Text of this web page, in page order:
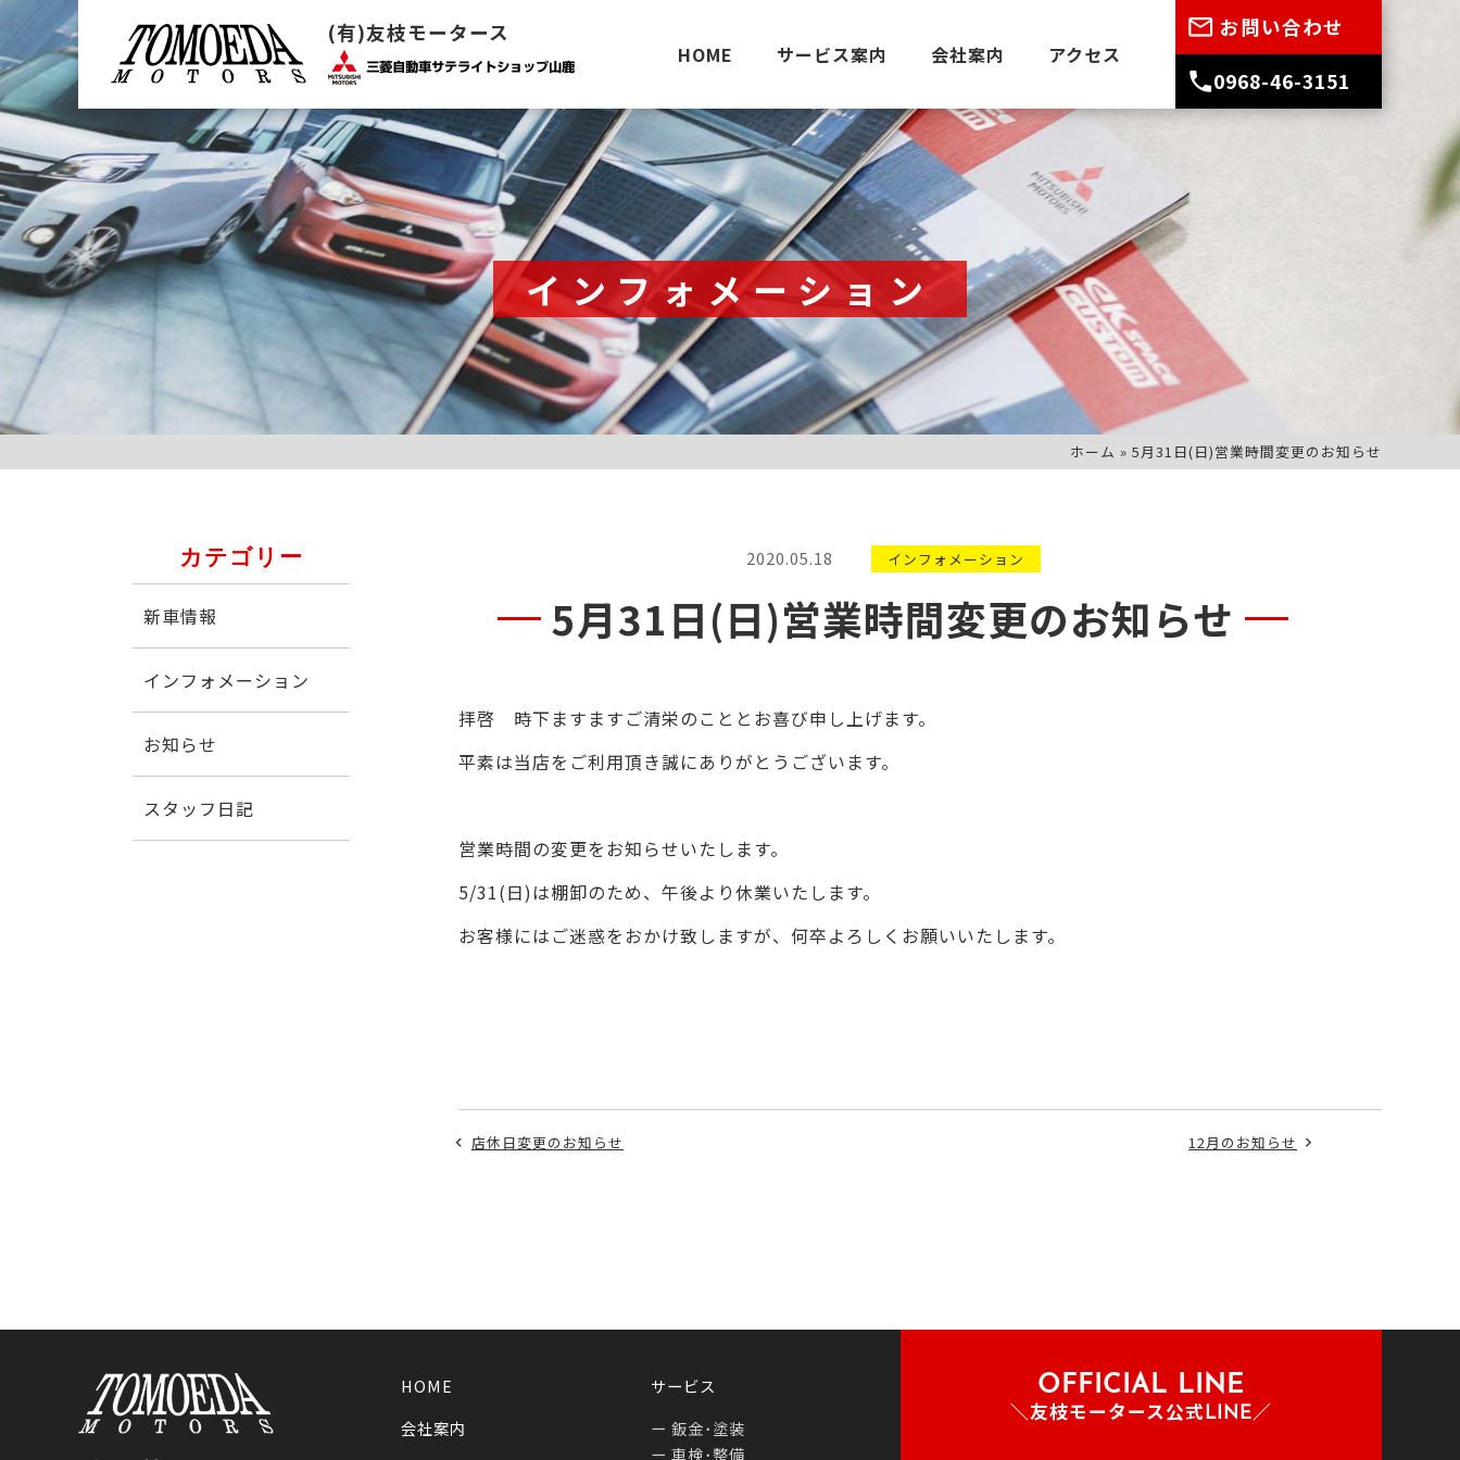
(有)友枝モータース
HOME サービス案内 会社案内 アクセス
お問い合わせ
0968-46-3151
インフォメーション
ホーム » 5月31日(日)営業時間変更のお知らせ
2020.05.18 インフォメーション
5月31日(日)営業時間変更のお知らせ
拝啓 時下ますますご清栄のこととお喜び申し上げます。
平素は当店をご利用頂き誠にありがとうございます。
営業時間の変更をお知らせいたします。
5/31(日)は棚卸のため、午後より休業いたします。
お客様にはご迷惑をおかけ致しますが、何卒よろしくお願いいたします。
店休日変更のお知らせ 12月のお知らせ
カテゴリー
新車情報
インフォメーション
お知らせ
スタッフ日記
HOME
会社案内
サービス
鈑金･塗装
車検･整備
OFFICIAL LINE
＼友枝モータース公式LINE／